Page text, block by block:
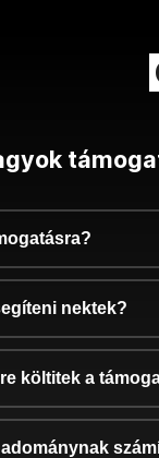
nektek?
költitek a